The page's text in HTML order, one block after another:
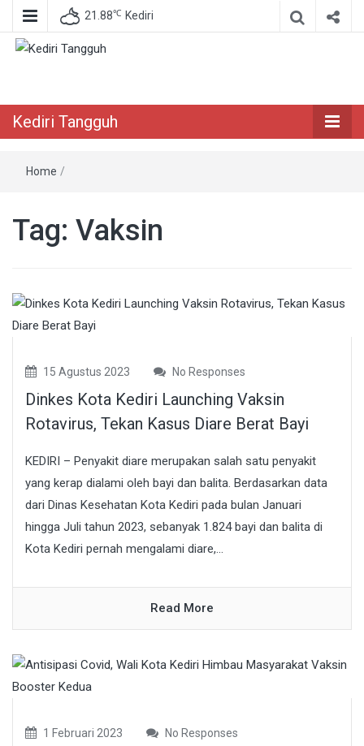
21.88℃ Kediri
Kediri Tangguh
Home /
Tag: Vaksin
15 Agustus 2023 No Responses
Dinkes Kota Kediri Launching Vaksin
Rotavirus, Tekan Kasus Diare Berat Bayi
KEDIRI – Penyakit diare merupakan salah satu penyakit
yang kerap dialami oleh bayi dan balita. Berdasarkan data
dari Dinas Kesehatan Kota Kediri pada bulan Januari
hingga Juli tahun 2023, sebanyak 1.824 bayi dan balita di
Kota Kediri pernah mengalami diare,...
Read More
1 Februari 2023 No Responses